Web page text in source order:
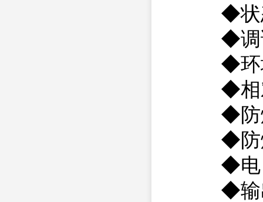
◆状态
◆调试
◆环境
◆相对
◆防爆
◆防爆
◆电
◆输出